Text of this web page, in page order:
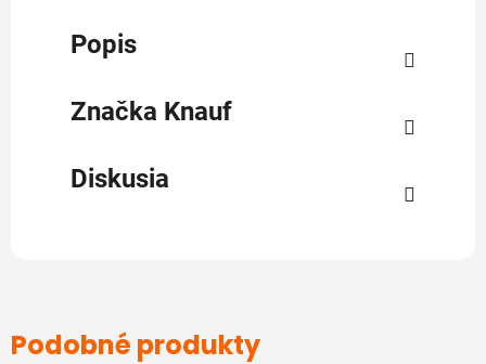
Popis
Značka Knauf
Diskusia
Podobné produkty